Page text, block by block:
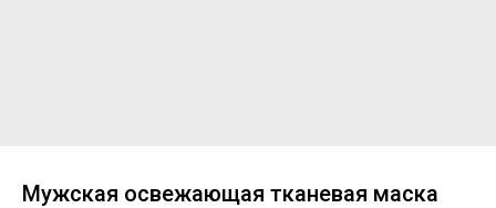
Мужская освежающая тканевая маска